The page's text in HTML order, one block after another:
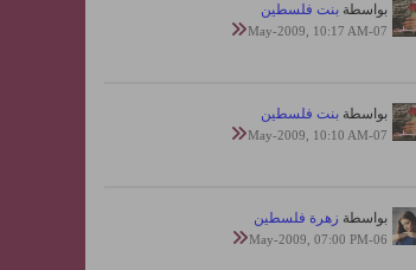
بواسطة بنت فلسطين
07-May-2009, 10:17 AM
بواسطة بنت فلسطين
07-May-2009, 10:10 AM
بواسطة زهرة فلسطين
06-May-2009, 07:00 PM